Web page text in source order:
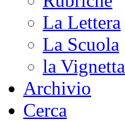
La Lettera
La Scuola
la Vignetta
Archivio
Cerca